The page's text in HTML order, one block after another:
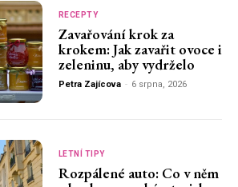
RECEPTY
Zavařování krok za
krokem: Jak zavařit ovoce i
zeleninu, aby vydrželo
Petra Zajícova - 6 srpna, 2026
LETNÍ TIPY
Rozpálené auto: Co v něm